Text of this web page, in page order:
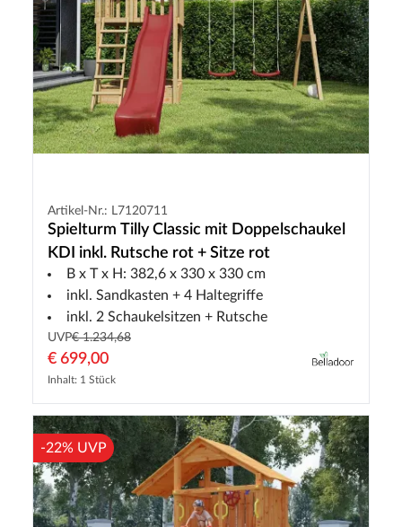
Artikel-Nr.: L7120711
Spielturm Tilly Classic mit Doppelschaukel
KDI inkl. Rutsche rot + Sitze rot
B x T x H: 382,6 x 330 x 330 cm
inkl. Sandkasten + 4 Haltegriffe
inkl. 2 Schaukelsitzen + Rutsche
UVP€ 1.234,68
€ 699,00
Inhalt: 1 Stück
-22% UVP